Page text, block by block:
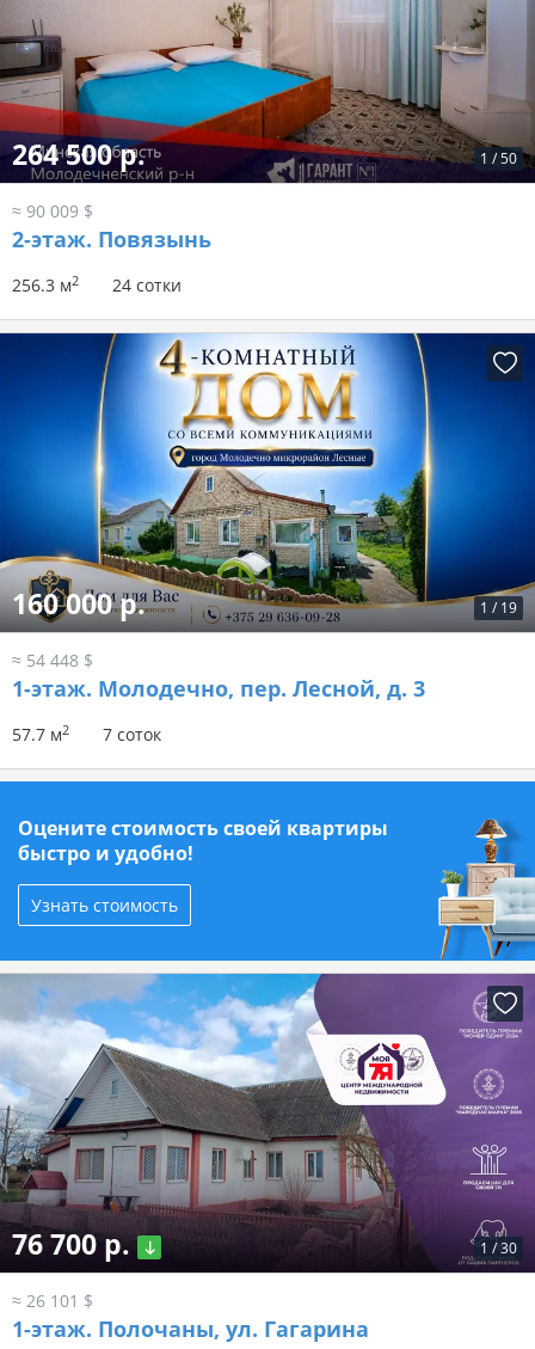
1 /50
264 500 р.
≈ 90 009 $
2-этаж. Повязынь
256.3 м2 24 сотки
1 / 19
160 000 р.
≈ 54 448 $
1-этаж. Молодечно, пер. Лесной, д. 3
57.7 м2 7 соток
Оцените стоимость своей квартиры
быстро и удобно!
Узнать стоимость
1 /30
76 700 р.
≈ 26 101 $
1-этаж. Полочаны, ул. Гагарина